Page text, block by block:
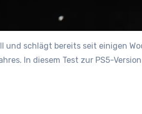
schlägt bereits seit einigen
In diesem Test zur PS5-